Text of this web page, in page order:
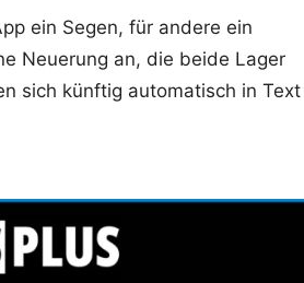
ein Segen, für andere ein
Neuerung an, die beide Lager
sich künftig automatisch in Text